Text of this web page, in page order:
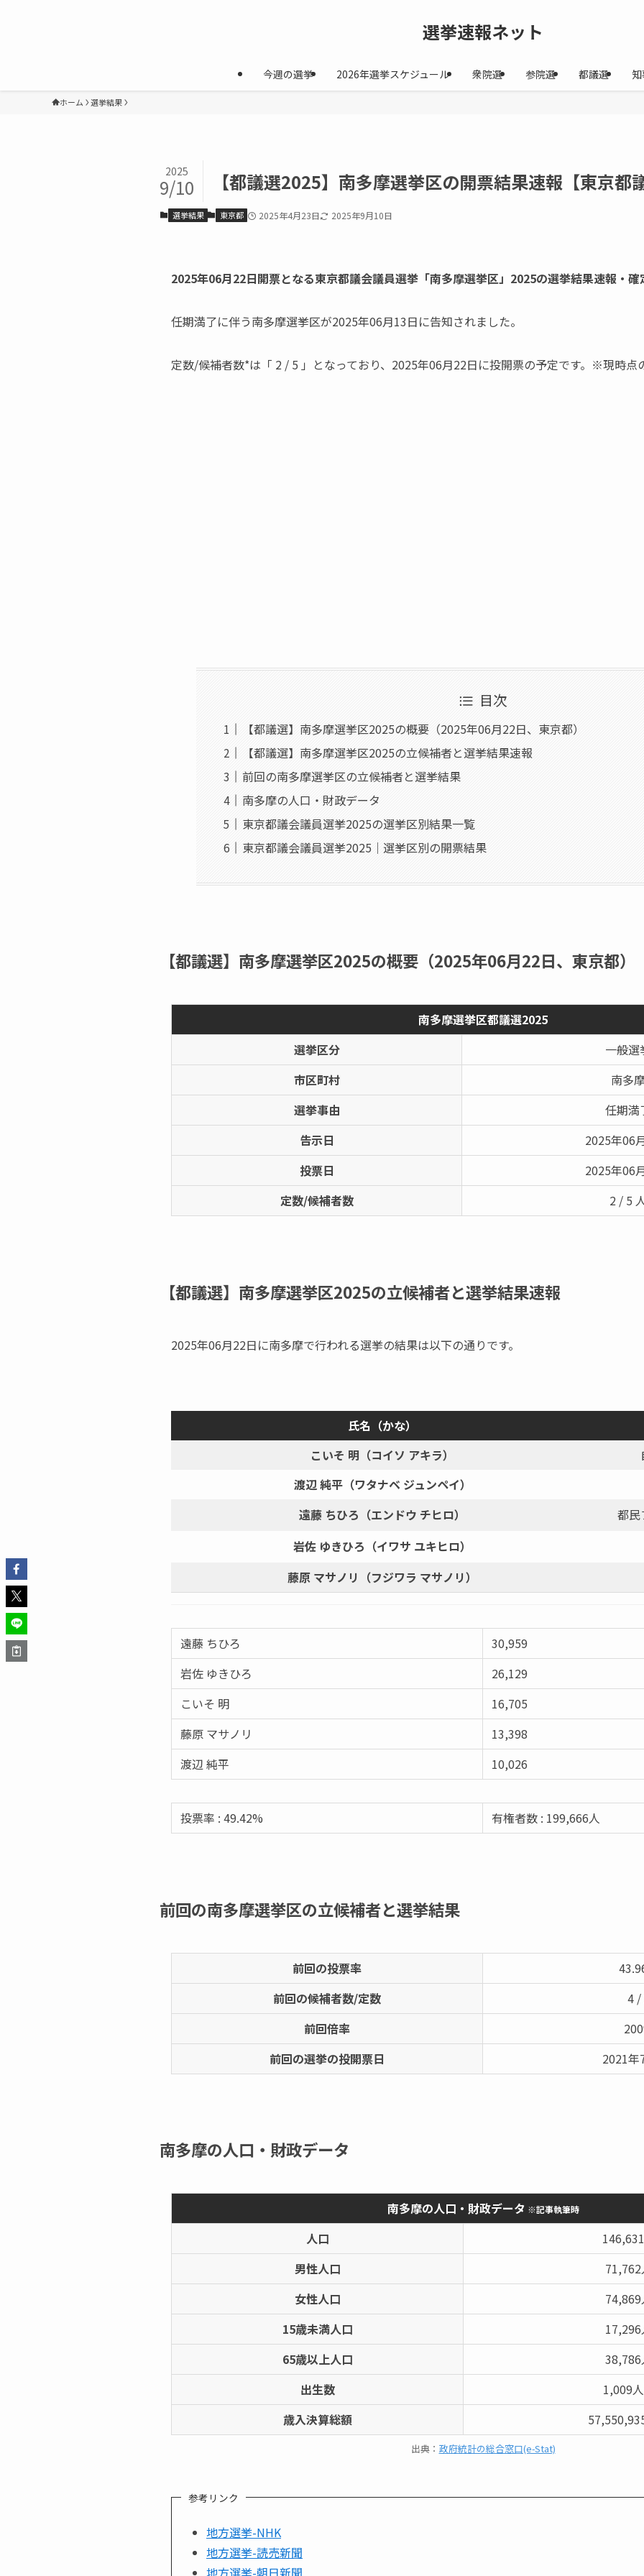
選挙速報ネット
今週の選挙 2026年選挙スケジュール 衆院選 参院選 都議選
ホーム 選挙結果
【都議選2025】南多摩選挙区の開票結果速報【東京都
2025
9/10
選挙結果 東京都 2025年4月23日 2025年9月10日
2025年06月22日開票となる東京都議会議員選挙「南多摩選挙区」2025の選挙結果速報・
任期満了に伴う南多摩選挙区が2025年06月13日に告知されました。
定数/候補者数*は「 2 / 5 」となっており、2025年06月22日に投開票の予定です。※現時点
目次
【都議選】南多摩選挙区2025の概要（2025年06月22日、東京都）
【都議選】南多摩選挙区2025の立候補者と選挙結果速報
前回の南多摩選挙区の立候補者と選挙結果
南多摩の人口・財政データ
東京都議会議員選挙2025の選挙区別結果一覧
東京都議会議員選挙2025｜選挙区別の開票結果
【都議選】南多摩選挙区2025の概要（2025年06月22日、東京都）
南多摩選挙区都議選2025
選挙区分
一般選
市区町村
南多
選挙事由
任期満
告示日
2025年06
投票日
2025年06
定数/候補者数
2 / 5
【都議選】南多摩選挙区2025の立候補者と選挙結果速報
2025年06月22日に南多摩で行われる選挙の結果は以下の通りです。
氏名（かな）
こいそ 明（コイソ アキラ）
渡辺 純平（ワタナベ ジュンペイ）
遠藤 ちひろ（エンドウ チヒロ）
都民
岩佐 ゆきひろ（イワサ ユキヒロ）
藤原 マサノリ（フジワラ マサノリ）
遠藤 ちひろ
30,959
岩佐 ゆきひろ
26,129
こいそ 明
16,705
藤原 マサノリ
13,398
渡辺 純平
10,026
投票率 : 49.42% 有権者数 : 199,666人
前回の南多摩選挙区の立候補者と選挙結果
前回の投票率
前回の候補者数/定数
4 /
前回倍率
前回の選挙の投開票日
2021年
南多摩の人口・財政データ
南多摩の人口・財政データ ※記事執筆時
人口
男性人口
71,762
女性人口
74,869
15歳未満人口
17,296
65歳以上人口
38,786
出生数
1,009
歳入決算総額
出典： 政府統計の総合窓口(e-Stat)
参考リンク
地方選挙-NHK
地方選挙-読売新聞
地方選挙-朝日新聞